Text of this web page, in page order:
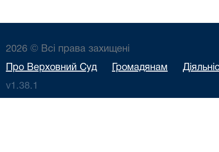
2026 © Всі права захищені
Про Верховний Суд Громадянам
v1.38.1